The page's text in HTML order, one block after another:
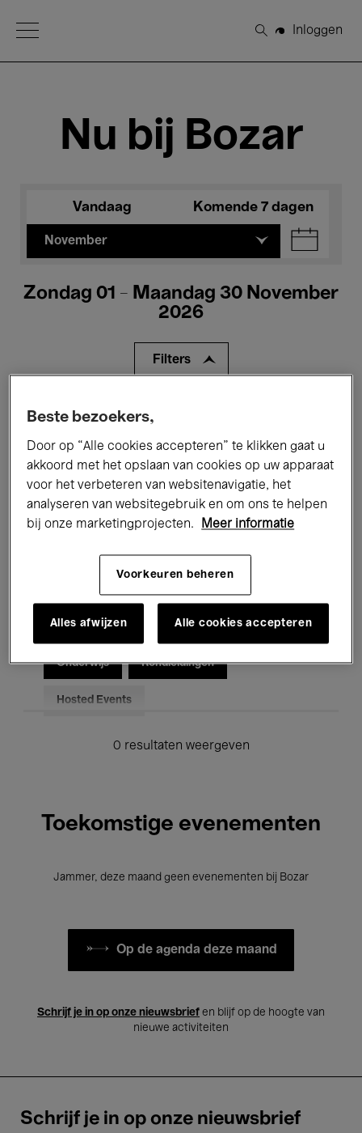
Open Menu
Zoeken
Inloggen
Nu bij Bozar
Vandaag Komende 7 dagen
November
Zondag 01 - Maandag 30 November
2026
Filters
Alle evenementen
Tentoonstellingen Films
Performances Lezingen & Debatten
Jazz Klassieke Muziek Global Music
Voor iedereen Kids’ Palace
Onderwijs Rondleidingen
Hosted Events
0 resultaten weergeven
Toekomstige evenementen
Jammer, deze maand geen evenementen bij Bozar
Op de agenda deze maand
Schrijf je in op onze nieuwsbrief en blijf op de hoogte van
nieuwe activiteiten
Schrijf je in op onze nieuwsbrief
Beste bezoekers,
Door op “Alle cookies accepteren” te klikken gaat u
akkoord met het opslaan van cookies op uw apparaat
voor het verbeteren van websitenavigatie, het
analyseren van websitegebruik en om ons te helpen
bij onze marketingprojecten.
Meer informatie
Voorkeuren beheren
Alles afwijzen Alle cookies accepteren